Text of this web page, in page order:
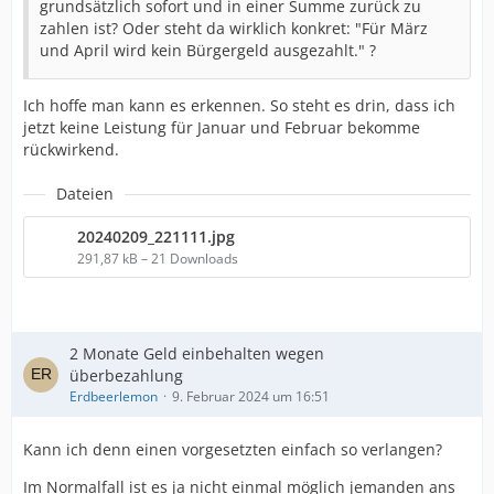
grundsätzlich sofort und in einer Summe zurück zu
zahlen ist? Oder steht da wirklich konkret: "Für März
und April wird kein Bürgergeld ausgezahlt." ?
Ich hoffe man kann es erkennen. So steht es drin, dass ich
jetzt keine Leistung für Januar und Februar bekomme
rückwirkend.
Dateien
20240209_221111.jpg
291,87 kB – 21 Downloads
2 Monate Geld einbehalten wegen
überbezahlung
Erdbeerlemon 9. Februar 2024 um 16:51
Kann ich denn einen vorgesetzten einfach so verlangen?
Im Normalfall ist es ja nicht einmal möglich jemanden ans